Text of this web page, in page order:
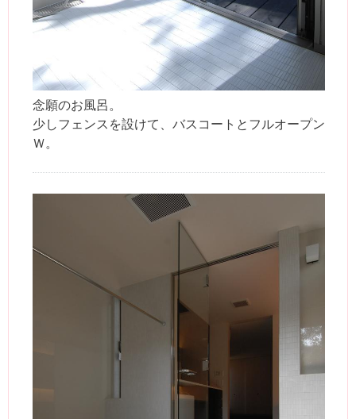
念願のお風呂。
少しフェンスを設けて、バスコートとフルオープン
Ｗ。